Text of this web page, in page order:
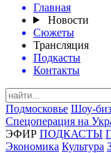
Главная
Новости
Сюжеты
Трансляция
Подкасты
Контакты
Подмосковье Шоу-
Спецоперация на
ЭФИР ПОДКАСТЫ
Экономика Культура